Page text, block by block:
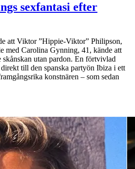
sexfantasi efter
att Viktor ”Hippie-Viktor” Philipson,
med Carolina Gynning, 41, kände att
skånskan utan pardon. En förtvivlad
till den spanska partyön Ibiza i ett
konstnären – som sedan